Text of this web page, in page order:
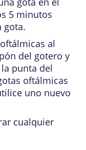
5 minutos
gota.
al
del gotero y
punta del
oftálmicas
uno nuevo
cualquier